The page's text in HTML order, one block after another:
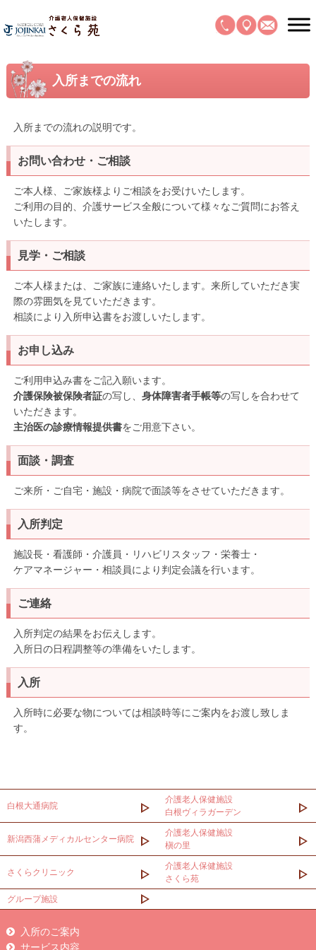
入所までの流れ
入所までの流れの説明です。
お問い合わせ・ご相談
ご本人様、ご家族様よりご相談をお受けいたします。
ご利用の目的、介護サービス全般について様々なご質問にお答え
いたします。
見学・ご相談
ご本人様または、ご家族に連絡いたします。来所していただき実
際の雰囲気を見ていただきます。
相談により入所申込書をお渡しいたします。
お申し込み
ご利用申込み書をご記入願います。
介護保険被保険者証の写し、 身体障害者手帳等の写しを合わせて
いただきます。
主治医の診療情報提供書をご用意下さい。
面談・調査
ご来所・ご自宅・施設・病院で面談等をさせていただきます。
入所判定
施設長・看護師・介護員・リハビリスタッフ・栄養士・
ケアマネージャー・相談員により判定会議を行います。
ご連絡
入所判定の結果をお伝えします。
入所日の日程調整等の準備をいたします。
入所
入所時に必要な物については相談時等にご案内をお渡し致しま
す。
白根大通病院
介護老人保健施設
白根ヴィラガーデン
新潟西蒲メディカルセンター病院
介護老人保健施設
槇の里
さくらクリニック
介護老人保健施設
さくら苑
グループ施設
入所のご案内
サービス内容